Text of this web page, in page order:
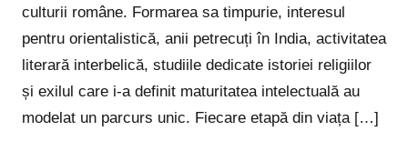
culturii române. Formarea sa timpurie, interesul
pentru orientalistică, anii petrecuți în India, activitatea
literară interbelică, studiile dedicate istoriei religiilor
și exilul care i-a definit maturitatea intelectuală au
modelat un parcurs unic. Fiecare etapă din viața […]